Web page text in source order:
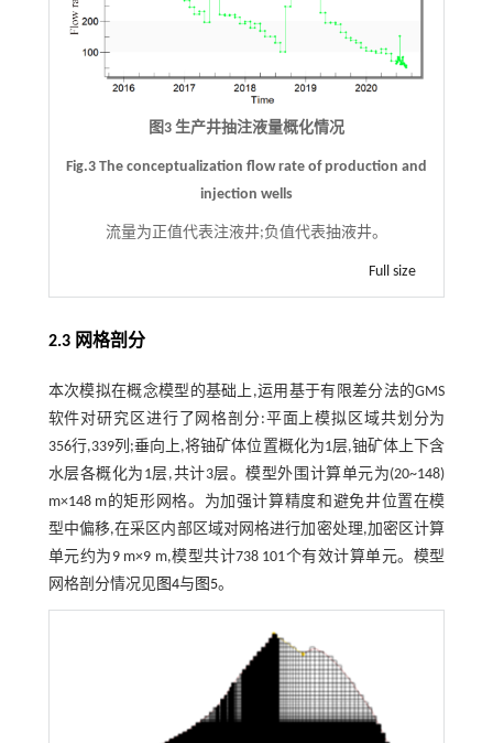
图3 生产井抽注液量概化情况
Fig.3 The conceptualization flow rate of production and
injection wells
流量为正值代表注液井;负值代表抽液井。
Full size
2.3 网格剖分
本次模拟在概念模型的基础上,运用基于有限差分法的GMS
软件对研究区进行了网格剖分:平面上模拟区域共划分为
356行,339列;垂向上,将铀矿体位置概化为1层,铀矿体上下含
水层各概化为1层,共计3层。模型外围计算单元为(20~148)
m×148 m的矩形网格。为加强计算精度和避免井位置在模
型中偏移,在采区内部区域对网格进行加密处理,加密区计算
单元约为9 m×9 m,模型共计738 101个有效计算单元。模型
网格剖分情况见图4与 图5。